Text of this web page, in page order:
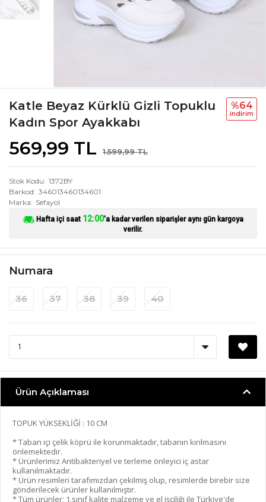
Katle Beyaz Kürklü Gizli Topuklu
Kadın Spor Ayakkabı
569,99 TL 1.599,99 TL
%64
i̇ndi̇ri̇m
Stok Kodu 1372BY
Barkod 346013460134601
Marka
Sefayol
Hafta içi saat 12:00'a kadar verilen siparişler aynı gün kargoya
verilir.
Numara
36 37 38 39 40
Ürün Açıklaması
TOPUK YÜKSEKLİĞİ : 10 CM
* Taban içi çelik köprü ile korunmaktadır, tabanın kırılmasını
önlemektedir.
* Ürünlerimiz Antibakteriyel ve terleme önleyici iç astar
kullanılmaktadır.
* Ürün resimleri tarafımızdan çekilmiş olup, resimlerde birebir size
gönderilecek ürünler kullanılmıştır.
* Tüm ürünler; 1.sınıf kalite malzeme ve el işçiliği ile Türkiye'de